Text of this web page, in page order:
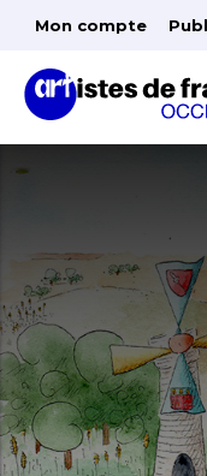
Mon compte